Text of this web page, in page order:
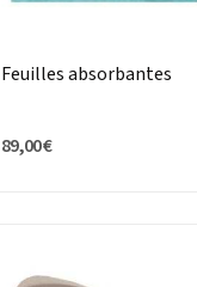
Feuilles absorbantes
89,00 €